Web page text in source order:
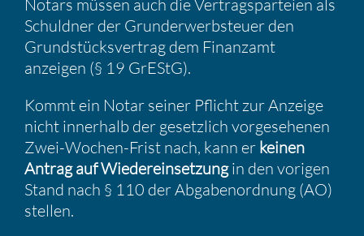
Notars müssen auch die Vertrags­par­teien als
Schuldner der Grund­er­werb­steuer den
Grund­stücks­ver­trag dem Finanzamt
anzeigen (§ 19 GrEStG).
Kommt ein Notar seiner Pflicht zur Anzeige
nicht inner­halb der gesetz­lich vorge­se­henen
Zwei-Wochen-Frist nach, kann er keinen
Antrag auf Wieder­ein­set­zungin den vorigen
Stand nach § 110 der Abgaben­ord­nung (AO)
stellen.